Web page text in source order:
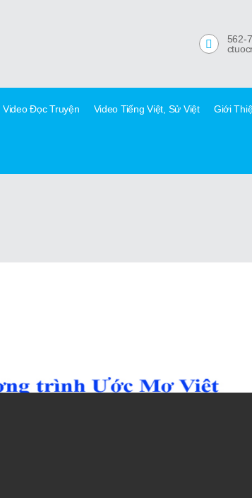
562-
Video Đọc Truyện Video Tiếng Việt, Sử Việt Giới